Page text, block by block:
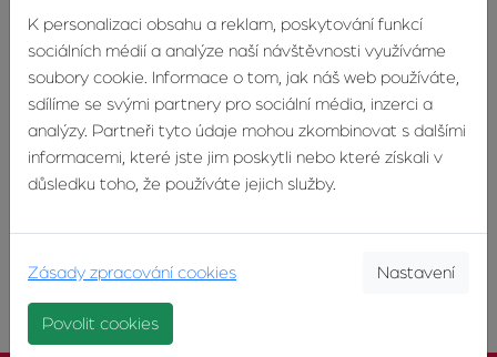
architektonickým hodnotám v území, a také splňovat podmínky
mechanické odolnosti a stability, požární bezpečnosti, hygieny, úspory
Zdroj:
https://www.realitymorava.cz/realitni-zpravodaj/2547-novy-
stavebni-zakon-zpresnuje-definici-staveb-a-jejich-kategorie-co-vse-se-
meni
K personalizaci obsahu a reklam, poskytování funkcí
sociálních médií a analýze naší návštěvnosti využíváme
soubory cookie. Informace o tom, jak náš web používáte,
sdílíme se svými partnery pro sociální média, inzerci a
analýzy. Partneři tyto údaje mohou zkombinovat s dalšími
informacemi, které jste jim poskytli nebo které získali v
důsledku toho, že používáte jejich služby.
Zásady zpracování cookies Nastavení
Povolit cookies